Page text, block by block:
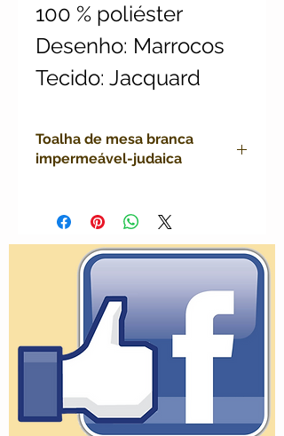
100 % poliéster
Desenho: Marrocos
Tecido: Jacquard
Toalha de mesa branca
impermeável-judaica